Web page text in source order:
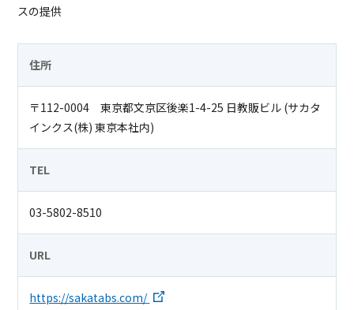
スの提供
住所
〒112-0004 東京都文京区後楽1-4-25 日教販ビル (サカタ
インクス(株) 東京本社内)
TEL
03-5802-8510
URL
https://sakatabs.com/